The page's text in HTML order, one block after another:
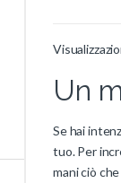
Un
Se hai
tuo. Per
mani ciò